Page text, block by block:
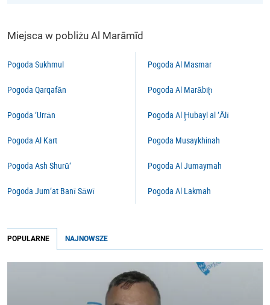
Miejsca w pobliżu Al Marāmīd
Pogoda Sukhmul
Pogoda Qarqafān
Pogoda ‘Urrān
Pogoda Al Kart
Pogoda Ash Shurū‘
Pogoda Jum‘at Banī Sāwī
Pogoda Al Masmar
Pogoda Al Marābiḩ
Pogoda Al Ḩubayl al ‘Ālī
Pogoda Musaykhinah
Pogoda Al Jumaymah
Pogoda Al Lakmah
POPULARNE NAJNOWSZE